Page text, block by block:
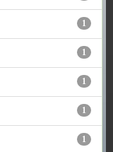
1
1
1
1
1